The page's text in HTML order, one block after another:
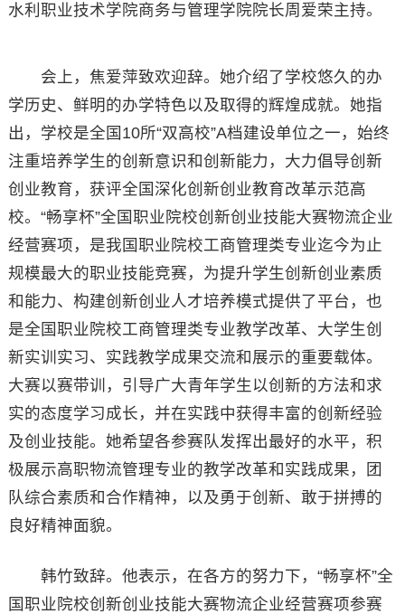
水利职业技术学院商务与管理学院院长周爱荣主持。
会上，焦爱萍致欢迎辞。她介绍了学校悠久的办
学历史、鲜明的办学特色以及取得的辉煌成就。她指
出，学校是全国10所“双高校”A档建设单位之一，始终
注重培养学生的创新意识和创新能力，大力倡导创新
创业教育，获评全国深化创新创业教育改革示范高
校。“畅享杯”全国职业院校创新创业技能大赛物流企业
经营赛项，是我国职业院校工商管理类专业迄今为止
规模最大的职业技能竞赛，为提升学生创新创业素质
和能力、构建创新创业人才培养模式提供了平台，也
是全国职业院校工商管理类专业教学改革、大学生创
新实训实习、实践教学成果交流和展示的重要载体。
大赛以赛带训，引导广大青年学生以创新的方法和求
实的态度学习成长，并在实践中获得丰富的创新经验
及创业技能。她希望各参赛队发挥出最好的水平，积
极展示高职物流管理专业的教学改革和实践成果，团
队综合素质和合作精神，以及勇于创新、敢于拼搏的
良好精神面貌。
韩竹致辞。他表示，在各方的努力下，“畅享杯”全
国职业院校创新创业技能大赛物流企业经营赛项参赛